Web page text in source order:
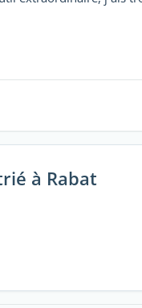
à Rabat